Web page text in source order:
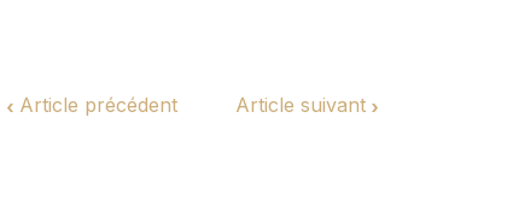
Article précédent Article suivant